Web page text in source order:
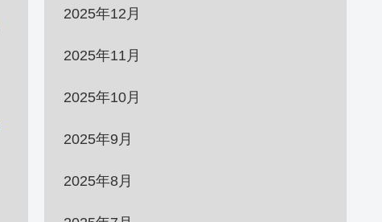
2025年12月
2025年11月
2025年10月
2025年9月
2025年8月